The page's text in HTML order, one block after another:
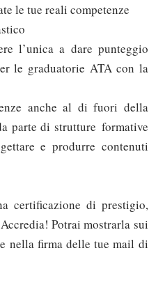
le tue reali competenze
l’unica a dare punteggio
le graduatorie ATA con la
anche al di fuori della
parte di strutture formative
e produrre contenuti
certificazione di prestigio,
Potrai mostrarla sui
nella firma delle tue mail di